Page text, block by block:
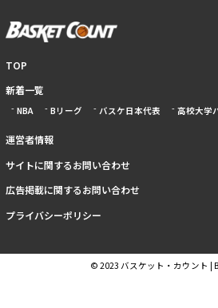
TOP
新着一覧
NBA Bリーグ バスケ日本代表 高校大学
運営者情報
サイトに関するお問い合わせ
広告掲載に関するお問い合わせ
プライバシーポリシー
© 2023 バスケット・カウント |